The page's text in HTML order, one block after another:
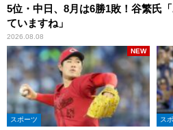
5位・中日、8月は6勝1敗！谷繁氏
ていますね」
2026.08.08
スポーツ
NEW
ス